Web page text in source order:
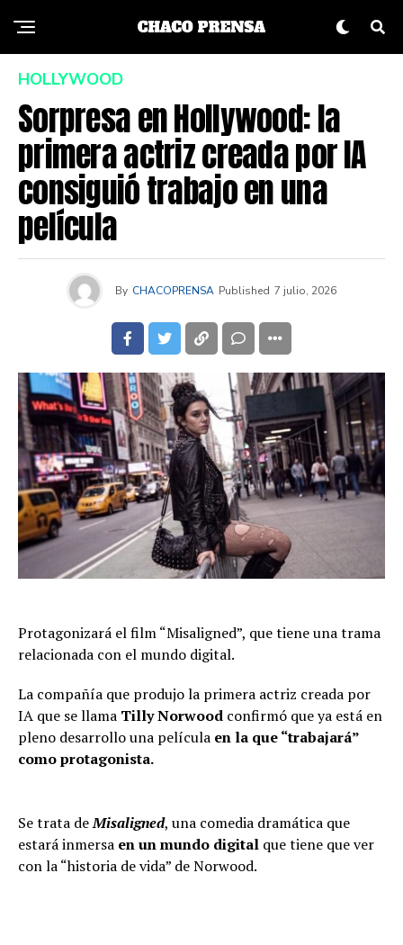
HOLLYWOOD
Sorpresa en Hollywood: la
primera actriz creada por IA
consiguió trabajo en una
película
By CHACOPRENSA Published 7 julio, 2026
Protagonizará el film “Misaligned”, que tiene una trama
relacionada con el mundo digital.
La compañía que produjo la primera actriz creada por
IA que se llama Tilly Norwood confirmó que ya está en
pleno desarrollo una película en la que “trabajará”
como protagonista.
Se trata deMisaligned, una comedia dramática que
estará inmersa en un mundo digital que tiene que ver
con la “historia de vida” de Norwood.